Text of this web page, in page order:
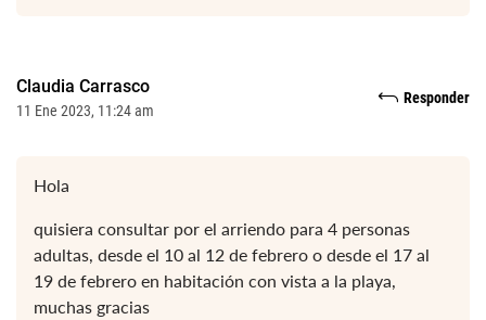
Claudia Carrasco
11 Ene 2023, 11:24 am
Responder
Hola
quisiera consultar por el arriendo para 4 personas
adultas, desde el 10 al 12 de febrero o desde el 17 al
19 de febrero en habitación con vista a la playa,
muchas gracias